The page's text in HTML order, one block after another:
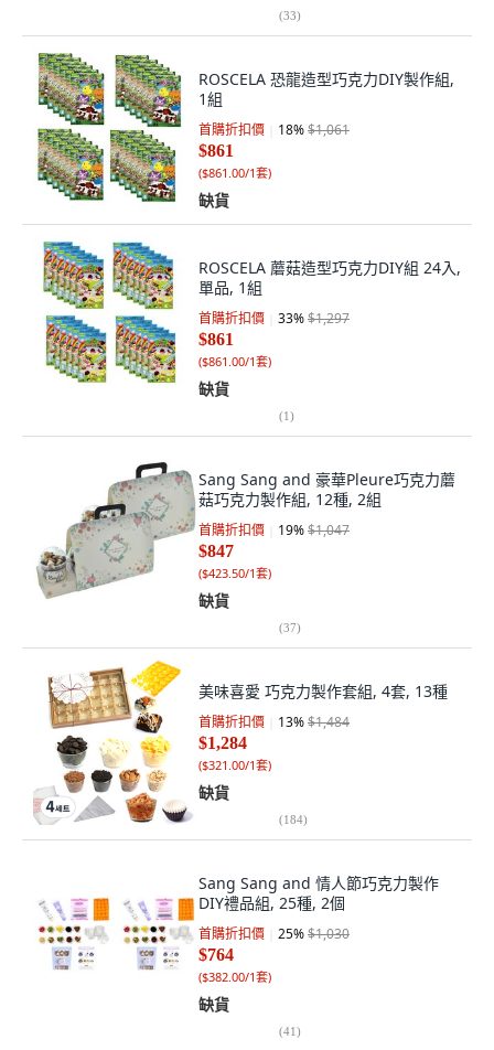
(33)
ROSCELA 恐龍造型巧克力DIY製作組,
1組
首購折扣價 18%$1,061
$861
($861.00/1套)
缺貨
ROSCELA 蘑菇造型巧克力DIY組 24入,
單品, 1組
首購折扣價 33%$1,297
$861
($861.00/1套)
缺貨
(1)
Sang Sang and 豪華Pleure巧克力蘑
菇巧克力製作組, 12種, 2組
首購折扣價 19%$1,047
$847
($423.50/1套)
缺貨
(37)
美味喜愛 巧克力製作套組, 4套, 13種
首購折扣價 13%$1,484
$1,284
($321.00/1套)
缺貨
(184)
Sang Sang and 情人節巧克力製作
DIY禮品組, 25種, 2個
首購折扣價 25%$1,030
$764
($382.00/1套)
缺貨
(41)